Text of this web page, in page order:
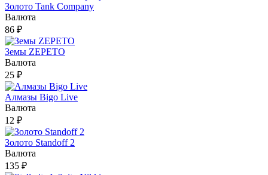
Золото Tank Company
Валюта
86 ₽
Земы ZEPETO
Валюта
25 ₽
Алмазы Bigo Live
Валюта
12 ₽
Золото Standoff 2
Валюта
135 ₽